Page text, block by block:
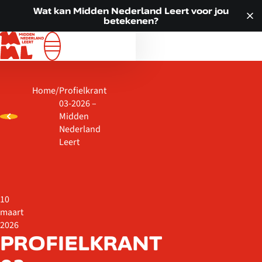
Wat kan Midden Nederland Leert voor jou
betekenen?
Home/Profielkrant
03-2026 –
Midden
Nederland
Leert
10
maart
2026
PROFIELKRANT
VOOR JOU
ALLE LOCATIES
WAT WE DOEN
ACTUEEL
CONTACT